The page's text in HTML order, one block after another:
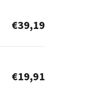
€39,19
€19,91